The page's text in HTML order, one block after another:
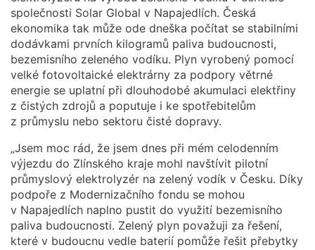
společnosti Solar Global v Napajedlích. Česká
ekonomika tak může ode dneška počítat se stabilními
dodávkami prvních kilogramů paliva budoucnosti,
bezemisního zeleného vodíku. Plyn vyrobený pomocí
velké fotovoltaické elektrárny za podpory větrné
energie se uplatní při dlouhodobé akumulaci elektřiny
z čistých zdrojů a poputuje i ke spotřebitelům
z průmyslu nebo sektoru čisté dopravy.
„Jsem moc rád, že jsem dnes při mém celodenním
výjezdu do Zlínského kraje mohl navštívit pilotní
průmyslový elektrolyzér na zelený vodík v Česku. Díky
podpoře z Modernizačního fondu se mohou
v Napajedlích naplno pustit do využití bezemisního
paliva budoucnosti. Zelený plyn považuji za řešení,
které v budoucnu vedle baterií pomůže řešit přebytky